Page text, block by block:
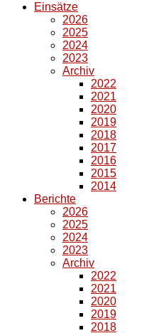
Einsätze
2026
2025
2024
2023
Archiv
2022
2021
2020
2019
2018
2017
2016
2015
2014
Berichte
2026
2025
2024
2023
Archiv
2022
2021
2020
2019
2018